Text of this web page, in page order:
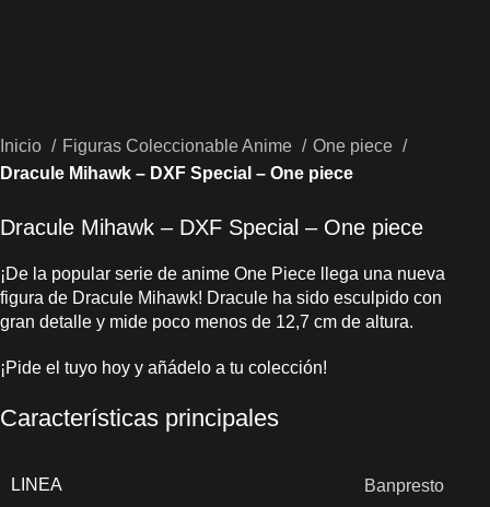
Inicio Figuras Coleccionable Anime
One piece
Dracule Mihawk – DXF Special – One piece
Dracule Mihawk – DXF Special – One piece
¡De la popular serie de anime One Piece llega una nueva
figura de Dracule Mihawk! Dracule ha sido esculpido con
gran detalle y mide poco menos de 12,7 cm de altura.
¡Pide el tuyo hoy y añádelo a tu colección!
Características principales
LINEA Banpresto